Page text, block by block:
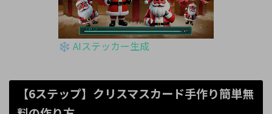
❄️ AIステッカー生成
【6ステップ】クリスマスカード手作り簡単無